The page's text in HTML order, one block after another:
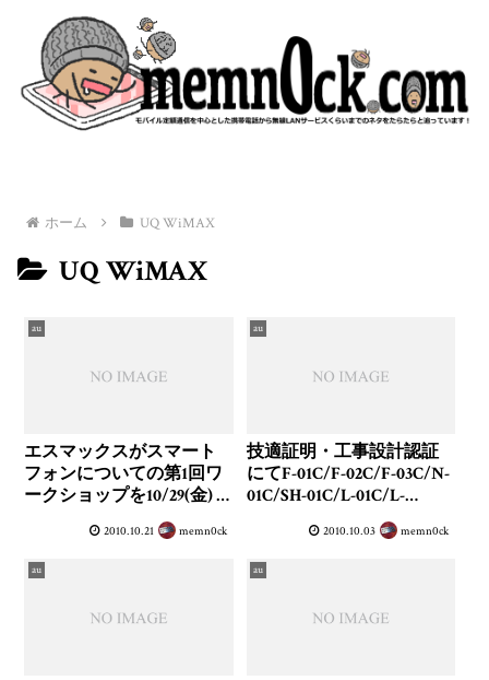
ホーム UQ WiMAX
UQ WiMAX
au
エスマックスがスマート
フォンについての第1回ワ
ークショップを10/29(金) 19
時から開催！参加者募集
2010.10.21 memn0ck
au
技適証明・工事設計認証
にてF-01C/F-02C/F-03C/N-
01C/SH-01C/L-01C/L-
03C/HW-01C/SC-02B/SC-
01C/KY007/PTD05/T005/T
006/SH011/PT002/003HW/i
97などが通過
2010.10.03 memn0ck
au au